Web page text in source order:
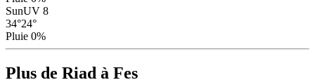
SunUV 8
34°24°
Pluie 0%
Plus de Riad à Fes